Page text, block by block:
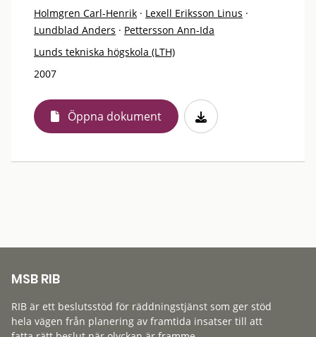
Holmgren Carl-Henrik · Lexell Eriksson Linus ·
Lundblad Anders · Pettersson Ann-Ida
Lunds tekniska högskola (LTH)
2007
Öppna dokument
MSB RIB
RIB är ett beslutsstöd för räddningstjänst som ger stöd
hela vägen från planering av framtida insatser till att